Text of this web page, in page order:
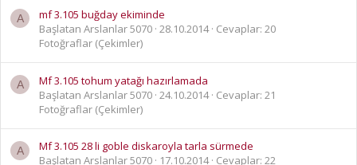
A
mf 3.105 buğday ekiminde
Başlatan Arslanlar 5070 28.10.2014 Cevaplar: 20
Fotoğraflar (Çekimler)
A
Mf 3.105 tohum yatağı hazırlamada
Başlatan Arslanlar 5070 24.10.2014 Cevaplar: 21
Fotoğraflar (Çekimler)
A
Mf 3.105 28 li goble diskaroyla tarla sürmede
Başlatan Arslanlar 5070
17.10.2014 Cevaplar: 22